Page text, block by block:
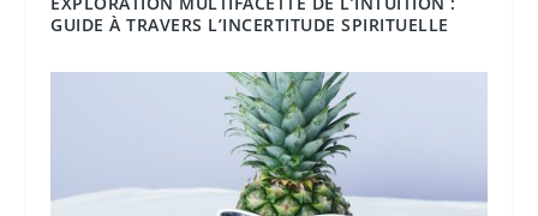
GUIDE À TRAVERS L’INCERTITUDE SPIRITUELLE